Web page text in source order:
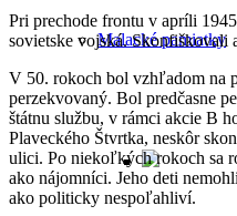
Malacké pamiatky
Pri prechode frontu v apríli
sovietske vojská. Skonfiškovali
V 50. rokoch bol vzhľadom na
perzekvovaný. Bol predčasne
štátnu službu, v rámci akcie B
Plaveckého Štvrtka, neskôr
ulici. Po niekoľkých rokoch sa
ako nájomníci. Jeho deti
ako politicky nespoľahliví.